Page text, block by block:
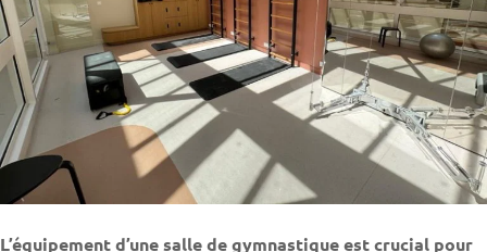
L’équipement d’une salle de gymnastique est crucial pour